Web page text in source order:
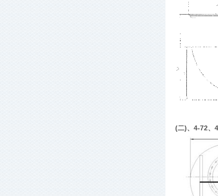
(二)、4-72、